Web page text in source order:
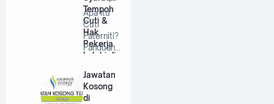
Tempoh
Cuti &
Hak
Pekerja
Lelaki di
Apa Itu
Cuti
Paterniti?
Panduan
Untuk
Bap…
Jawatan
Kosong
di